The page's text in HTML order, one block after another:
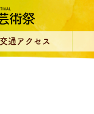
交通アクセス